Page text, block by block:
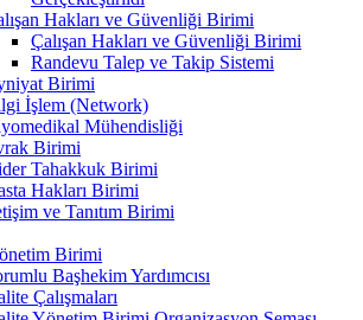
Hakları ve Güvenliği Birimi
Çalışan Hakları ve Güvenliği Birimi
Randevu Talep ve Takip Sistemi
Birimi
İşlem (Network)
Mühendisliği
Birimi
Tahakkuk Birimi
Hakları Birimi
ve Tanıtım Birimi
Birimi
Başhekim Yardımcısı
Çalışmaları